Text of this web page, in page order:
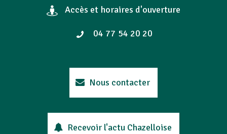
Accès et horaires d'ouverture
04 77 54 20 20
Nous contacter
Recevoir l'actu Chazelloise